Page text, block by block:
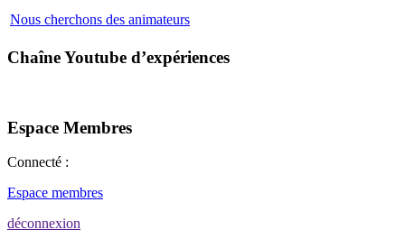
Nous cherchons des animateurs
Chaîne Youtube d’expériences
Espace Membres
Connecté :
Espace membres
déconnexion